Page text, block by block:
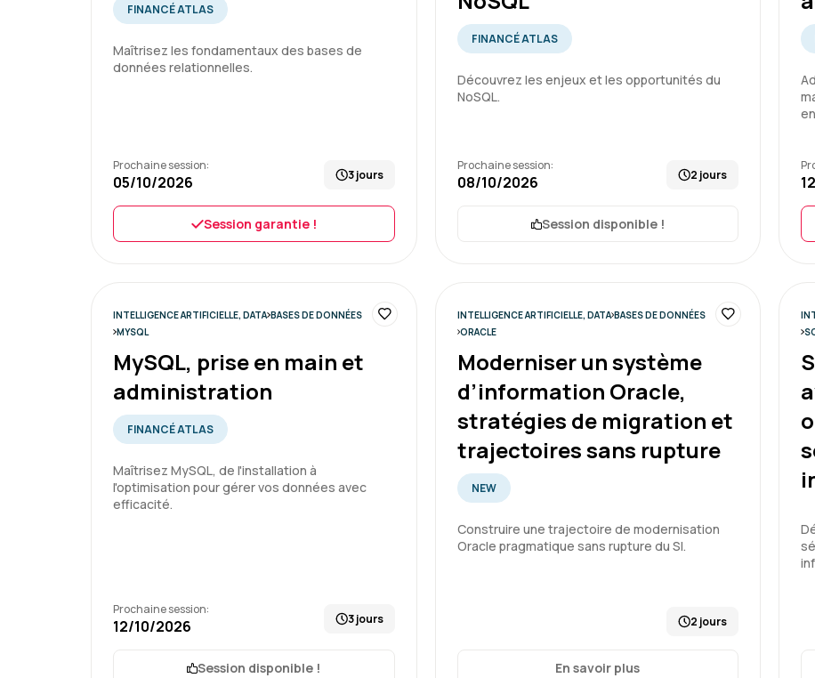
Formation très accessible
exercices. Excellent
formation.
Je recommande votre
potentielles futures
Formation : SQL : Les
Un formateur a l'écoute qui
FINANCÉ ATLAS
Maîtrisez les fondamentaux des bases de
données relationnelles.
Prochaine session:
05/10/2026 3 jours
Session garantie !
FINANCÉ ATLAS
Découvrez les enjeux et les opportunités du
NoSQL.
Prochaine session:
08/10/2026 2 jours
Session disponible !
INTELLIGENCE ARTIFICIELLE, DATA BASES DE DONNÉES
MYSQL
MySQL, prise en main et
administration
FINANCÉ ATLAS
Maîtrisez MySQL, de l'installation à
l'optimisation pour gérer vos données avec
efficacité.
Prochaine session:
12/10/2026 3 jours
Session disponible !
INTELLIGENCE ARTIFICIELLE, DATA BASES DE DONNÉES
ORACLE
Moderniser un système
d’information Oracle,
stratégies de migration et
trajectoires sans rupture
NEW
Construire une trajectoire de modernisation
Oracle pragmatique sans rupture du SI.
2 jours
En savoir plus